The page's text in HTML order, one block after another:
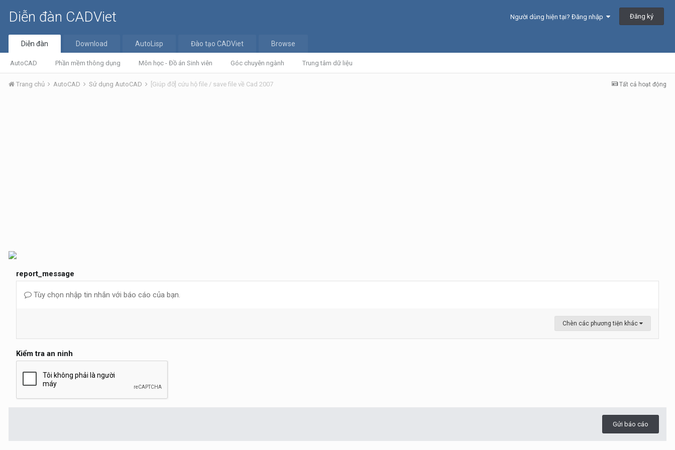
Diễn đàn CADViet Người dùng hiện tại? Đăng nhập Đăng ký
Diễn đàn
AutoCAD Phần mềm thông dụng Môn học - Đồ án Sinh viên Góc chuyên ngành Trung tâm dữ liệu
Download AutoLisp Đào tạo CADViet Browse
Tất cả hoạt động
Trang chủ AutoCAD Sử dụng AutoCAD [Giúp đỡ] cứu hộ file / save file về Cad 2007
report_message
Tùy chọn nhập tin nhắn với báo cáo của bạn.
Chèn các phương tiện khác
Kiểm tra an ninh
Gửi báo cáo